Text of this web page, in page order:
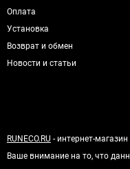
Оплата
Установка
Возврат и обмен
Новости и статьи
RUNECO.RU - интернет-
Ваше внимание на то, что